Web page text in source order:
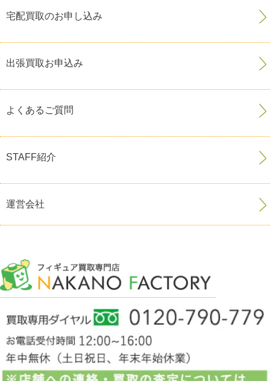
宅配買取のお申し込み
出張買取お申込み
よくあるご質問
STAFF紹介
運営会社